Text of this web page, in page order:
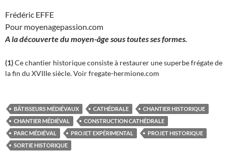
Frédéric EFFE
Pour moyenagepassion.com
A la découverte du moyen-âge sous toutes ses formes.
(1)Ce chantier historique consiste à restaurer une superbe frégate de
la fin du XVIIIe siècle. Voir fregate-hermione.com
BÂTISSEURS MÉDIÉVAUX CATHÉDRALE
CHANTIER HISTORIQUE
CHANTIER MÉDIÉVAL
CONSTRUCTION CATHÉDRALE
PARC MÉDIÉVAL
PROJET EXPÉRIMENTAL
PROJET HISTORIQUE
SORTIE HISTORIQUE